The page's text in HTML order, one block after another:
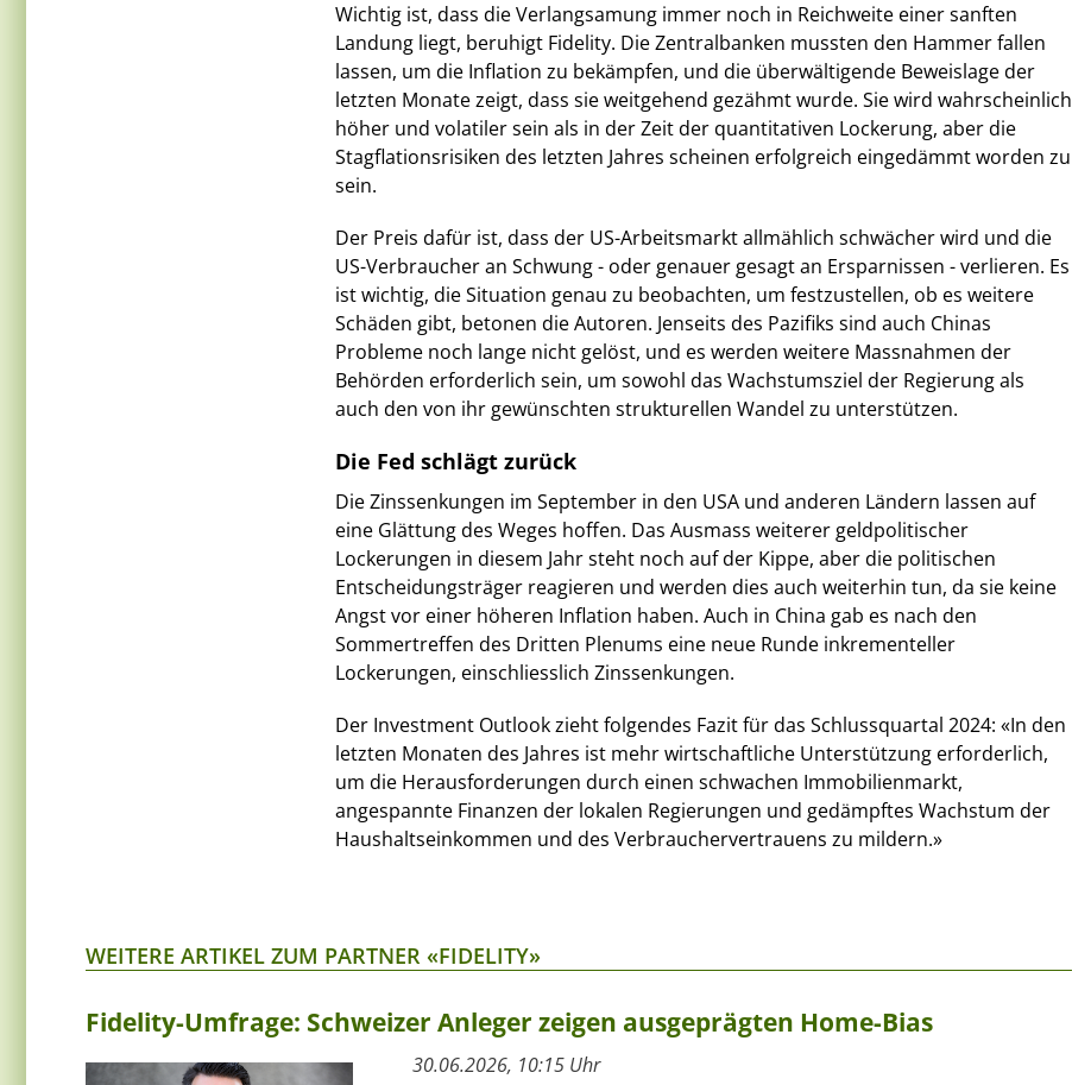
Wichtig ist, dass die Verlangsamung immer noch in Reichweite einer sanften
Landung liegt, beruhigt Fidelity. Die Zentralbanken mussten den Hammer fallen
lassen, um die Inflation zu bekämpfen, und die überwältigende Beweislage der
letzten Monate zeigt, dass sie weitgehend gezähmt wurde. Sie wird wahrscheinlich
höher und volatiler sein als in der Zeit der quantitativen Lockerung, aber die
Stagflationsrisiken des letzten Jahres scheinen erfolgreich eingedämmt worden zu
sein.
Der Preis dafür ist, dass der US-Arbeitsmarkt allmählich schwächer wird und die
US-Verbraucher an Schwung - oder genauer gesagt an Ersparnissen - verlieren. Es
ist wichtig, die Situation genau zu beobachten, um festzustellen, ob es weitere
Schäden gibt, betonen die Autoren. Jenseits des Pazifiks sind auch Chinas
Probleme noch lange nicht gelöst, und es werden weitere Massnahmen der
Behörden erforderlich sein, um sowohl das Wachstumsziel der Regierung als
auch den von ihr gewünschten strukturellen Wandel zu unterstützen.
Die Fed schlägt zurück
Die Zinssenkungen im September in den USA und anderen Ländern lassen auf
eine Glättung des Weges hoffen. Das Ausmass weiterer geldpolitischer
Lockerungen in diesem Jahr steht noch auf der Kippe, aber die politischen
Entscheidungsträger reagieren und werden dies auch weiterhin tun, da sie keine
Angst vor einer höheren Inflation haben. Auch in China gab es nach den
Sommertreffen des Dritten Plenums eine neue Runde inkrementeller
Lockerungen, einschliesslich Zinssenkungen.
Der Investment Outlook zieht folgendes Fazit für das Schlussquartal 2024: «In den
letzten Monaten des Jahres ist mehr wirtschaftliche Unterstützung erforderlich,
um die Herausforderungen durch einen schwachen Immobilienmarkt,
angespannte Finanzen der lokalen Regierungen und gedämpftes Wachstum der
Haushaltseinkommen und des Verbrauchervertrauens zu mildern.»
WEITERE ARTIKEL ZUM PARTNER «FIDELITY»
Fidelity-Umfrage: Schweizer Anleger zeigen ausgeprägten Home-Bias
30.06.2026, 10:15 Uhr